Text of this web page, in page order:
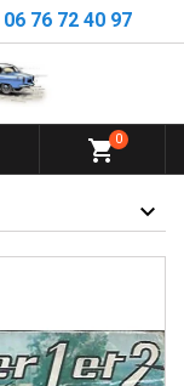
76 72 40 97
shopping_cart0